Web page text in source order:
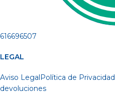
616696507
LEGAL
Aviso LegalPolítica de Privacidad
devoluciones